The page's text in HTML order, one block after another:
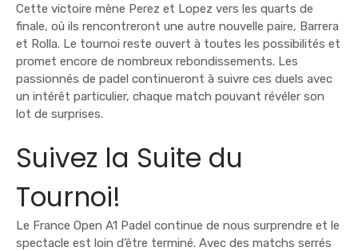
Cette victoire mène Perez et Lopez vers les quarts de
finale, où ils rencontreront une autre nouvelle paire, Barrera
et Rolla. Le tournoi reste ouvert à toutes les possibilités et
promet encore de nombreux rebondissements. Les
passionnés de padel continueront à suivre ces duels avec
un intérêt particulier, chaque match pouvant révéler son
lot de surprises.
Suivez la Suite du
Tournoi!
Le France Open A1 Padel continue de nous surprendre et le
spectacle est loin d’être terminé. Avec des matchs serrés